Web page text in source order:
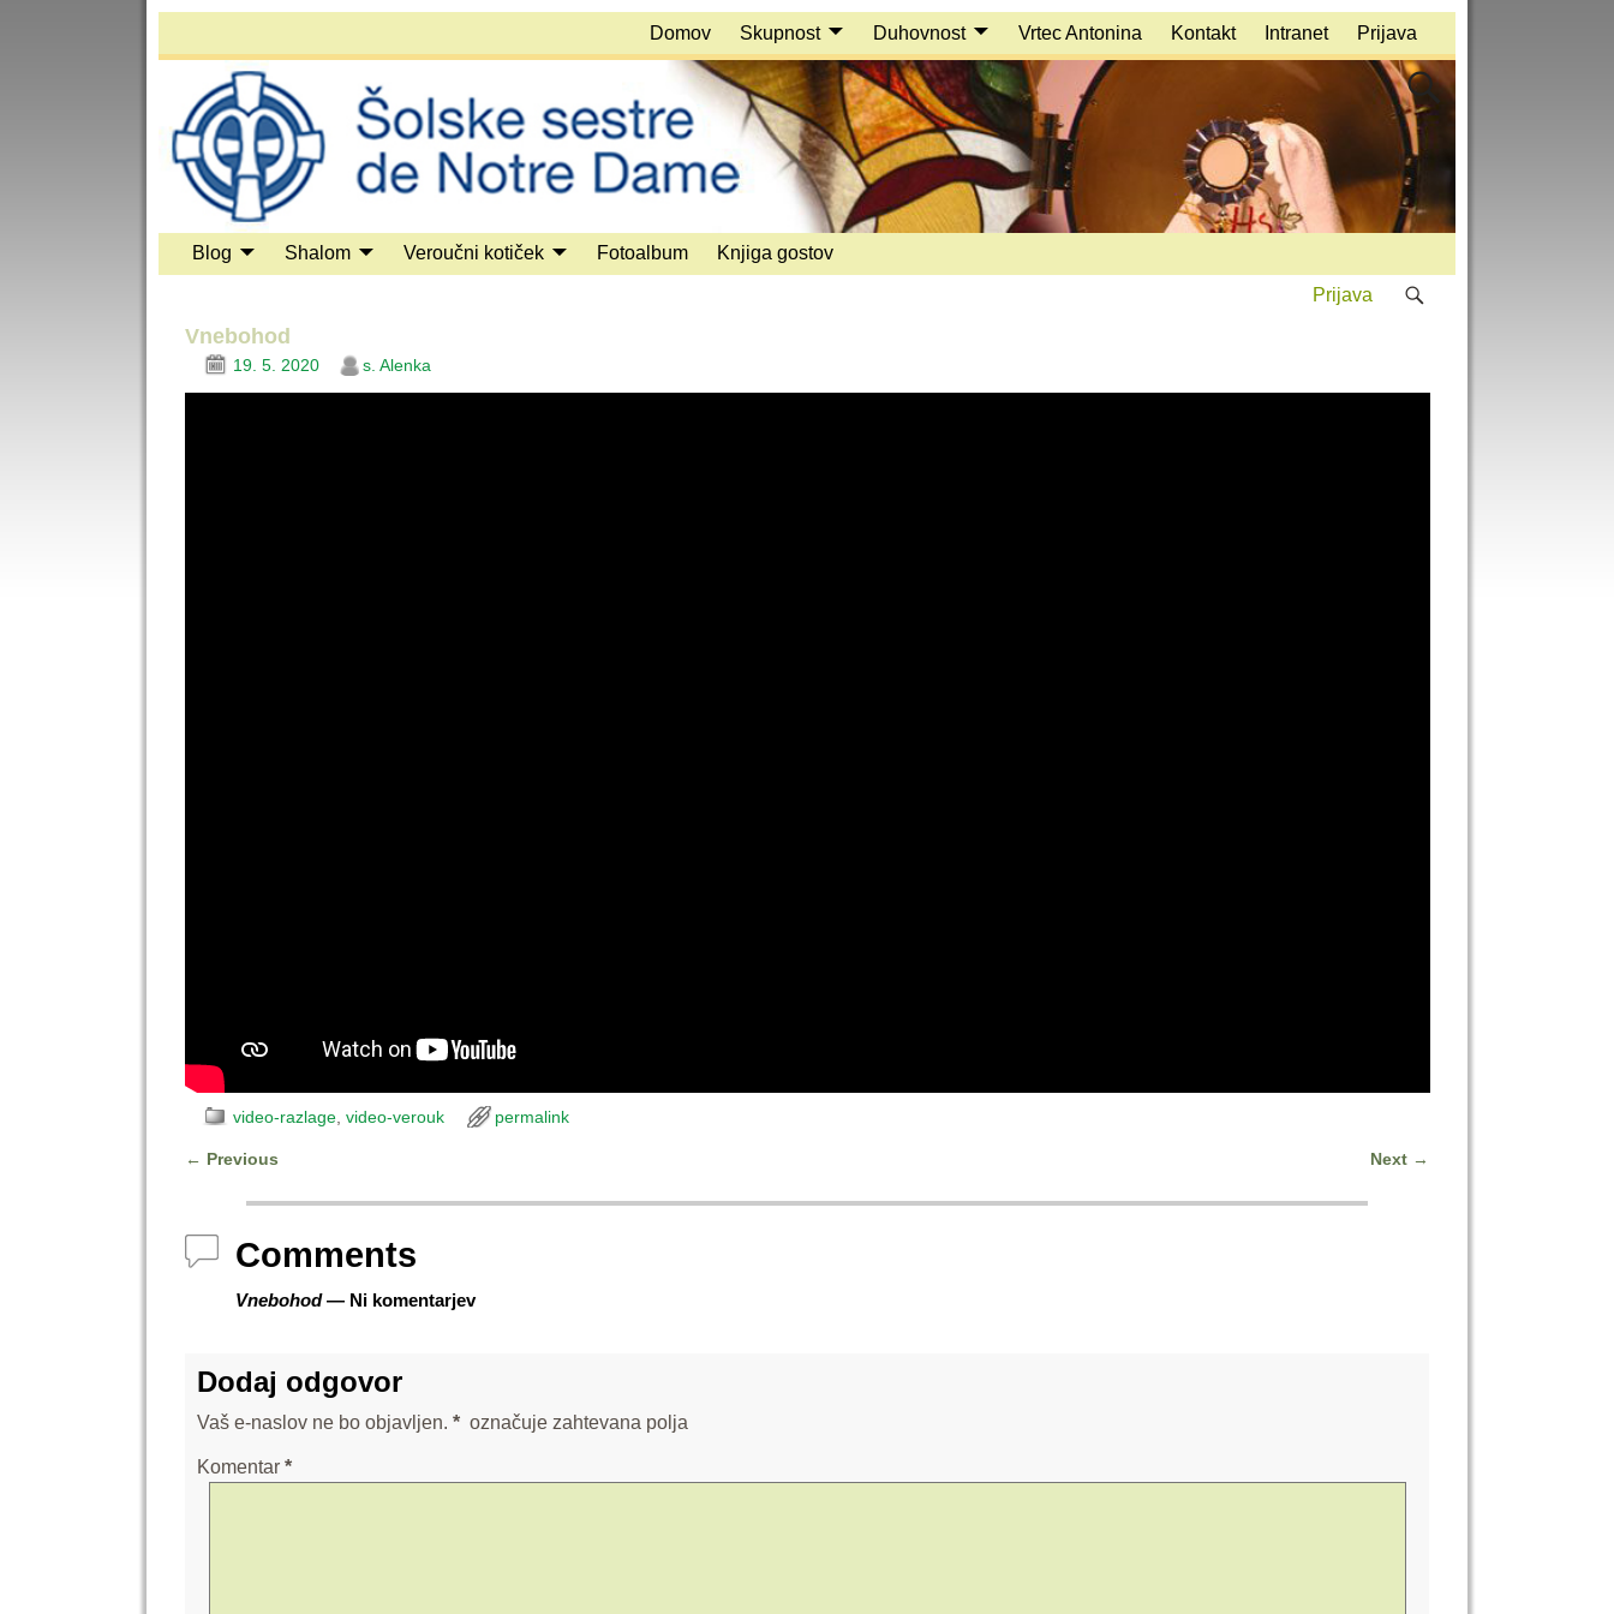
Domov Skupnost Duhovnost Vrtec Antonina Kontakt Intranet Prijava
Blog Shalom Veroučni kotiček Fotoalbum Knjiga gostov
Prijava
Vnebohod
19. 5. 2020 s. Alenka
video-razlage, video-verouk permalink
← Previous Next →
Comments
Vnebohod— Ni komentarjev
Dodaj odgovor
Vaš e-naslov ne bo objavljen. * označuje zahtevana polja
Komentar *